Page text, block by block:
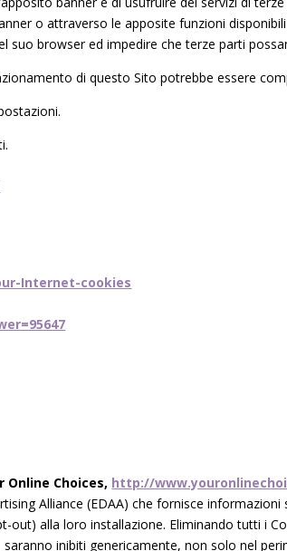
o attraverso le apposite funzioni
suo browser ed impedire che terze parti
di questo Sito potrebbe essere
Internet-cookies
Online Choices, http://
Alliance (EDAA) che fornisce
alla loro installazione. Eliminando tutti i
inibiti genericamente, non solo nel